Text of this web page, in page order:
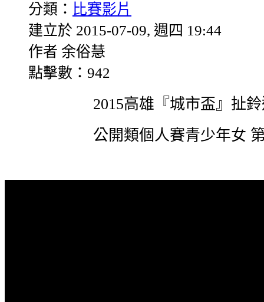
分類： 比賽影片
建立於 2015-07-09, 週四 19:44
作者 余俗慧
點擊數：942
2015高雄『城市盃』扯
公開類個人賽青少年女